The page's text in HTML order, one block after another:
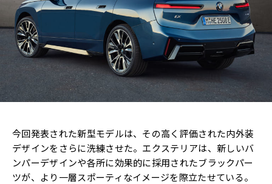
今回発表された新型モデルは、その高く評価された内外装
デザインをさらに洗練させた。エクステリアは、新しいバ
ンパーデザインや各所に効果的に採用されたブラックパー
ツが、より一層スポーティなイメージを際立たせている。